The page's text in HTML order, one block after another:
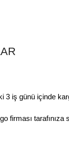
3 iş günü içinde
firması tarafınıza